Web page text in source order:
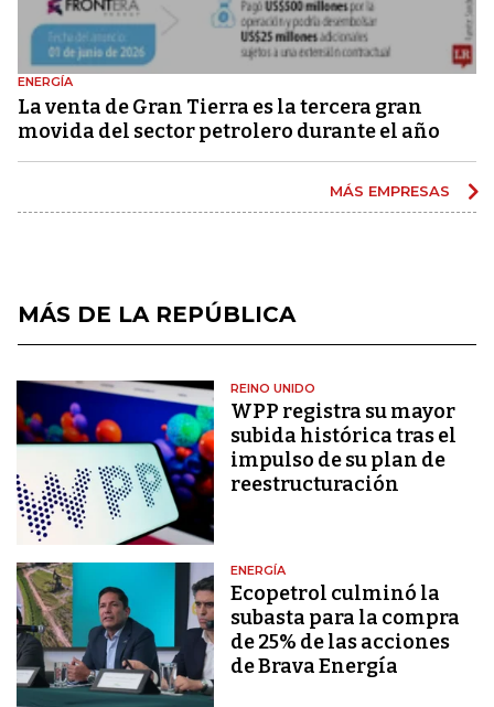
ENERGÍA
La venta de Gran Tierra es la tercera gran
movida del sector petrolero durante el año
MÁS EMPRESAS
MÁS DE LA REPÚBLICA
REINO UNIDO
WPP registra su mayor
subida histórica tras el
impulso de su plan de
reestructuración
ENERGÍA
Ecopetrol culminó la
subasta para la compra
de 25% de las acciones
de Brava Energía